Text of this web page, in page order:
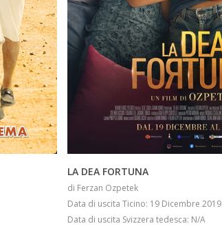
INFO
LA DEA FORTUNA
di Ferzan Ozpetek
Data di uscita Ticino: 19 Dicembre 2019
Data di uscita Svizzera tedesca: N/A